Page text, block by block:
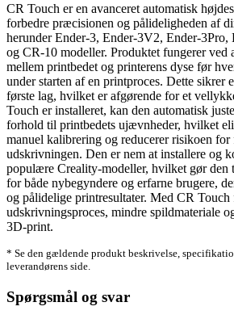
CR Touch er en avanceret automatisk
forbedre præcisionen og pålideligheden af
herunder Ender-3, Ender-3V2, Ender-3Pro,
og CR-10 modeller. Produktet fungerer ved
mellem printbedet og printerens dyse før
under starten af en printproces. Dette sikrer
første lag, hvilket er afgørende for et
Touch er installeret, kan den automatisk
forhold til printbedets ujævnheder, hvilket
manuel kalibrering og reducerer risikoen for
udskrivningen. Den er nem at installere og
populære Creality-modeller, hvilket gør den
for både nybegyndere og erfarne brugere,
og pålidelige printresultater. Med CR
udskrivningsproces, mindre spildmateriale
3D-print.
* Se den gældende produkt beskrivelse,
leverandørens side.
Spørgsmål og svar